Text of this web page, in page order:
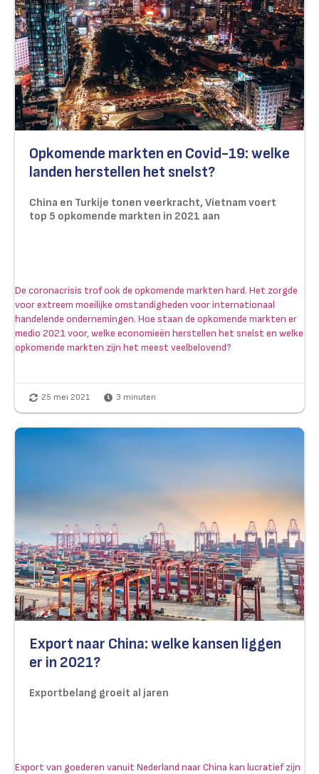
Opkomende markten en Covid-19: welke
landen herstellen het snelst?
China en Turkije tonen veerkracht, Vietnam voert
top 5 opkomende markten in 2021 aan
De coronacrisis trof ook de opkomende markten hard. Het zorgde
voor extreem moeilijke omstandigheden voor internationaal
handelende ondernemingen. Hoe staan de opkomende markten er
medio 2021 voor, welke economieën herstellen het snelst en welke
opkomende markten zijn het meest veelbelovend?
25 mei 2021 3 minuten
Export naar China: welke kansen liggen
er in 2021?
Exportbelang groeit al jaren
Export van goederen vanuit Nederland naar China kan lucratief zijn